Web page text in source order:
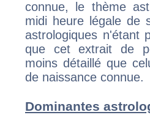
connue, le thème
midi heure légale de
astrologiques n'étant
que cet extrait de
moins détaillé que
de naissance connue.
Dominantes